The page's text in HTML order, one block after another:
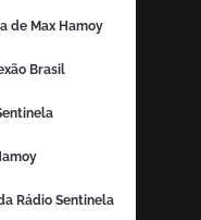
de Max Hamoy
Brasil
Rádio Sentinela